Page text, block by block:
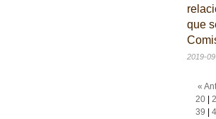
que
2019-
«
20|
39